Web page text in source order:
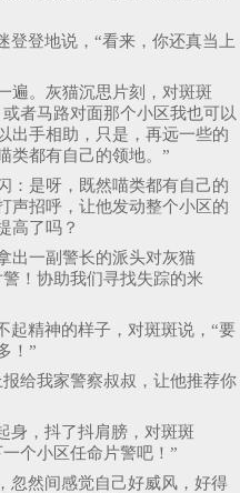
登登地说，“看来，你还真当上
遍。灰猫沉思片刻，对斑斑
者马路对面那个小区我也可以
出手相助，只是，再远一些的
类都有自己的领地。”
：是呀，既然喵类都有自己的
声招呼，让他发动整个小区的
高了吗？
出一副警长的派头对灰猫
！协助我们寻找失踪的米
起精神的样子，对斑斑说，“要
！”
给我家警察叔叔，让他推荐你
身，抖了抖肩膀，对斑斑
个小区任命片警吧！”
忽然间感觉自己好威风，好得